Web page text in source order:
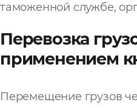
таможенной службе,
Перевозка
применением
Перемещение грузов